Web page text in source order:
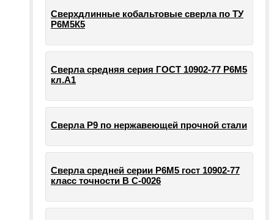
Сверхдлинные кобальтовые сверла по ТУ
Р6М5К5
Сверла средняя серия ГОСТ 10902-77 Р6М5
кл.А1
Сверла Р9 по нержавеющей прочной стали
Сверла средней серии Р6М5 гост 10902-77
класс точности В С-0026